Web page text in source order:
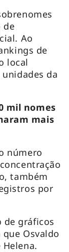
de
Ao
de
local
da
mil nomes
mais
número
também
por
de gráficos
Osvaldo
Helena.